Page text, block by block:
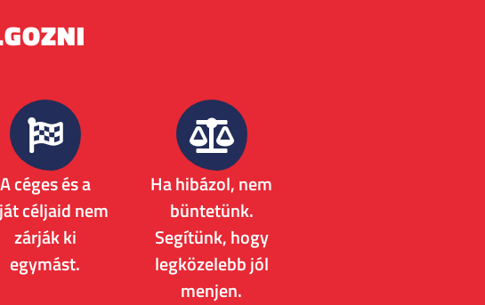
A céges és a
céljaid nem
zárják ki
egymást.
Ha hibázol, nem
büntetünk.
Segítünk, hogy
legközelebb jól
menjen.